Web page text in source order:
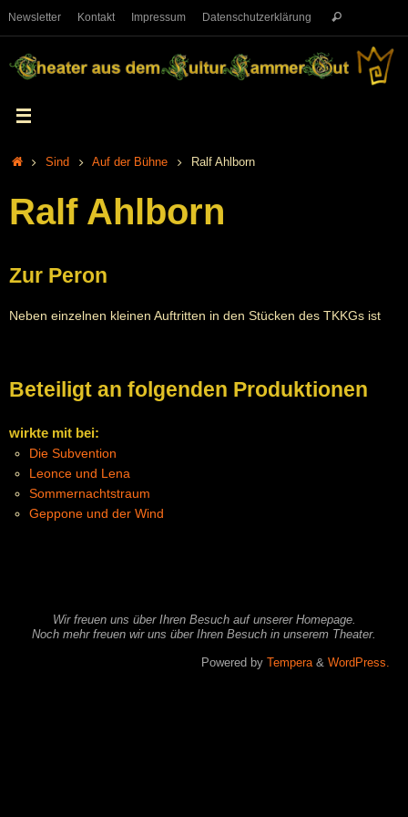
Newsletter Kontakt Impressum Datenschutzerklärung
Sind Auf der Bühne Ralf Ahlborn
Ralf Ahlborn
Zur Peron
Neben einzelnen kleinen Auftritten in den Stücken des TKKGs ist
Beteiligt an folgenden Produktionen
wirkte mit bei:
Die Subvention
Leonce und Lena
Sommernachtstraum
Geppone und der Wind
Wir freuen uns über Ihren Besuch auf unserer Homepage.
Noch mehr freuen wir uns über Ihren Besuch in unserem Theater.
Powered by Tempera & WordPress.